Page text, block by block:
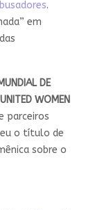
.
em
DE
UNITED WOMEN
parceiros
o título de
sobre o